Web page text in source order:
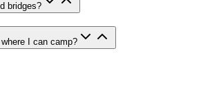
bridges?
I can camp?